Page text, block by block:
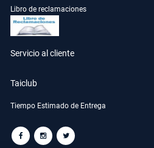
Libro de reclamaciones
Servicio al cliente
Taiclub
Tiempo Estimado de Entrega